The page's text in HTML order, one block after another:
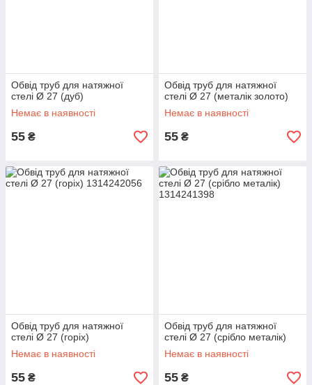
Обвід труб для натяжної
стелі Ø 27 (дуб)
Немає в наявності
55 ₴
Обвід труб для натяжної
стелі Ø 27 (металік золото)
Немає в наявності
55 ₴
Обвід труб для натяжної
стелі Ø 27 (горіх)
Немає в наявності
55 ₴
Обвід труб для натяжної
стелі Ø 27 (срібло металік)
Немає в наявності
55 ₴